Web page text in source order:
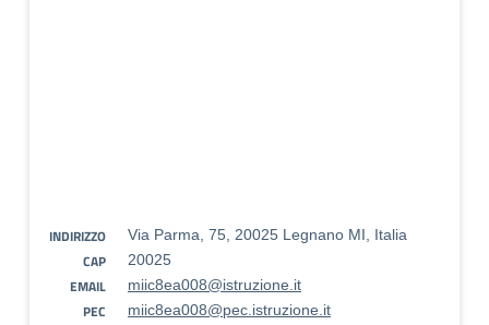
INDIRIZZO Via Parma, 75, 20025 Legnano MI, Italia
CAP 20025
EMAIL miic8ea008@istruzione.it
PEC miic8ea008@pec.istruzione.it